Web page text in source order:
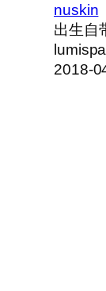
nuskin
出生自
2018-